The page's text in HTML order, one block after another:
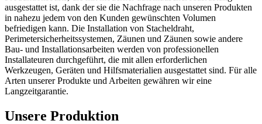
ausgestattet ist, dank der sie die Nachfrage nach unseren Produkten
in nahezu jedem von den Kunden gewünschten Volumen
befriedigen kann. Die Installation von Stacheldraht,
Perimetersicherheitssystemen, Zäunen und Zäunen sowie andere
Bau- und Installationsarbeiten werden von professionellen
Installateuren durchgeführt, die mit allen erforderlichen
Werkzeugen, Geräten und Hilfsmaterialien ausgestattet sind. Für alle
Arten unserer Produkte und Arbeiten gewähren wir eine
Langzeitgarantie.
Unsere Produktion